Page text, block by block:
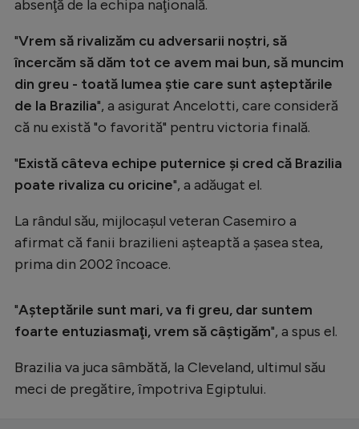
absenţă de la echipa naţională.
"Vrem să rivalizăm cu adversarii noştri, să
încercăm să dăm tot ce avem mai bun, să muncim
din greu - toată lumea ştie care sunt aşteptările
de la Brazilia", a asigurat Ancelotti, care consideră
că nu există "o favorită" pentru victoria finală.
"Există câteva echipe puternice şi cred că Brazilia
poate rivaliza cu oricine", a adăugat el.
La rândul său, mijlocaşul veteran Casemiro a
afirmat că fanii brazilieni aşteaptă a şasea stea,
prima din 2002 încoace.
"Aşteptările sunt mari, va fi greu, dar suntem
foarte entuziasmaţi, vrem să câştigăm", a spus el.
Brazilia va juca sâmbătă, la Cleveland, ultimul său
meci de pregătire, împotriva Egiptului.